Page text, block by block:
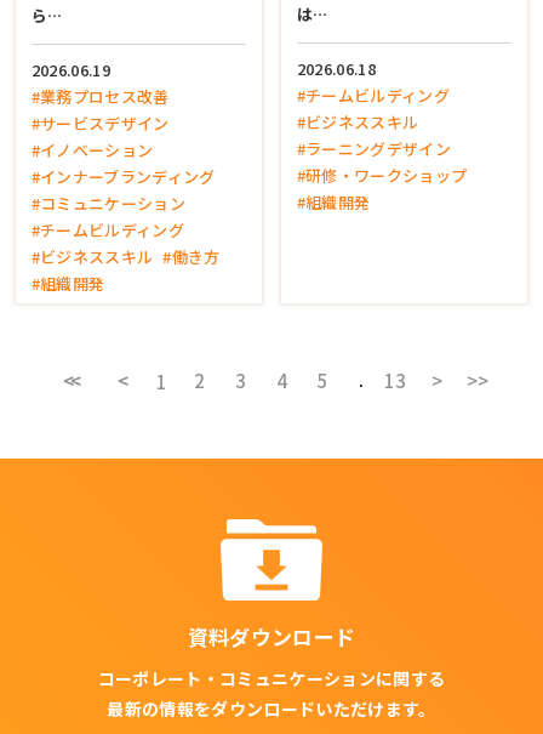
ら…
2026.06.19
#業務プロセス改善
#サービスデザイン
#イノベーション
#インナーブランディング
#コミュニケーション
#チームビルディング
#ビジネススキル #働き方
#組織開発
は…
2026.06.18
#チームビルディング
#ビジネススキル
#ラーニングデザイン
#研修・ワークショップ
#組織開発
<< < 1 2 3 4 5 13 > >>
資料ダウンロード
コーポレート・コミュニケーションに関する
最新の情報をダウンロードいただけます。